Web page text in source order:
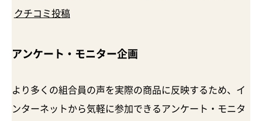
クチコミ投稿
アンケート・ モニター企画
より多くの組合員の声を実際の商品に反映するため、イ
ンターネットから気軽に参加できるアンケート・モニタ